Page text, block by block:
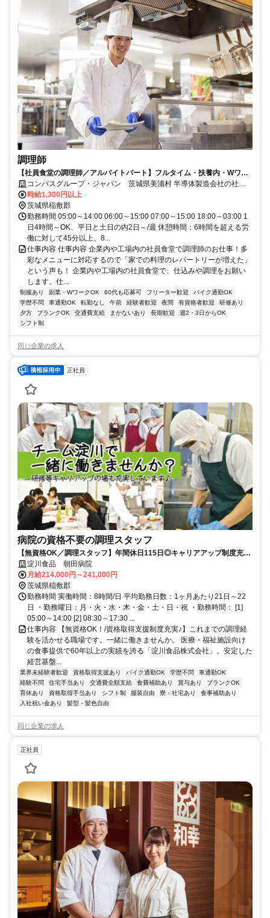
調理師
【社員食堂の調理師／アルバイトパート】フルタイム・扶養内・Wワー
ク可！社員登用の実績あり
コンパスグループ・ジャパン 茨城県美浦村 半導体製造会社の社員
食堂 21639_p
時給1,300円以上
茨城県稲敷郡
勤務時間 05:00～14:00 06:00～15:00 07:00～15:00 18:00～03:00 1
日4時間～OK、平日と土日の内2日～/週 休憩時間：6時間を超える労
働に対して45分以上、8...
仕事内容 仕事内容 企業内や工場内の社員食堂で調理師のお仕事！多
彩なメニューに対応するので「家での料理のレパートリーが増えた」
という声も！ 企業内や工場内の社員食堂で、仕込みや調理をお願い
します。仕...
制服あり 副業・WワークOK 60代も応募可 フリーター歓迎
バイク通勤OK
学歴不問
車通勤OK 転勤なし 午前 経験者歓迎 夜間 有資格者歓迎
研修あり
夕方
ブランクOK 交通費支給 まかないあり 長期歓迎
週2・3日からOK
シフト制
同じ企業の求人
正社員
病院の資格不要の調理スタッフ
【無資格OK／調理スタッフ】年間休日115日◎キャリアアップ制度充
実。安心の社内研修制度あり。 「食」と「人」が好き。その想いを仕事
にしませんか。
淀川食品 朝田病院
月給214,000円～241,000円
茨城県稲敷郡
勤務時間 実働時間：8時間/日 平均勤務日数：1ヶ月あたり21日～22
日 ・勤務曜日：月・火・水・木・金・土・日・祝 ・勤務時間： [1]
05:00～14:00 [2] 08:30～17:30 ...
仕事内容 【無資格OK！/資格取得支援制度充実♪】これまでの調理経
験を活かせる職場です。一緒に働きませんか。 医療・福祉施設向け
の食事提供で60年以上の実績を誇る「淀川食品株式会社」。安定した
経営基盤...
業界未経験者歓迎 資格取得支援あり バイク通勤OK 学歴不問
車通勤OK
経験不問
住宅手当あり 交通費全額支給 食費補助あり 賞与あり
ブランクOK
育休あり
資格取得手当あり シフト制 服装自由 寮・社宅あり
食事補助あり
入社祝い金あり
髪型・髪色自由
同じ企業の求人
正社員